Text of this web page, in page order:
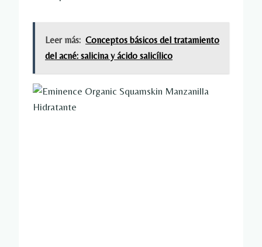
Leer más: Conceptos básicos del tratamiento
del acné: salicina y ácido salicílico